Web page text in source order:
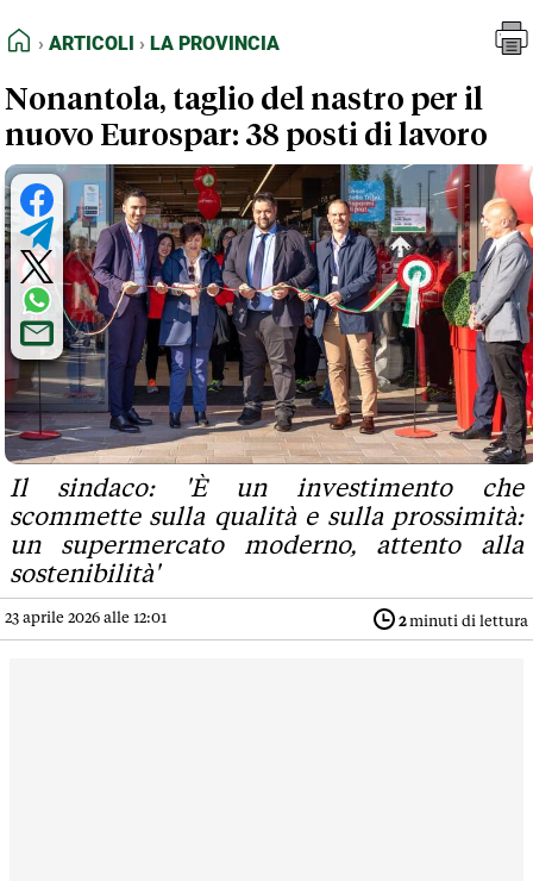
FEED RSS
NORMATIVE DEONTOLOGICHE
TERMINI e CONDIZIONI
Articoli
La Provincia
HOME
ARTICOLI LA PROVINCIA
Nonantola, taglio del nastro per il
nuovo Eurospar: 38 posti di lavoro
Il sindaco: 'È un investimento che
scommette sulla qualità e sulla prossimità:
un supermercato moderno, attento alla
sostenibilità'
23 aprile 2026 alle 12:01 2minuti di lettura